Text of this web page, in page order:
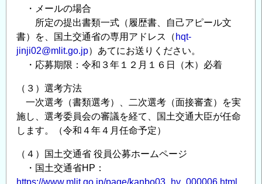
・メールの場合
所定の提出書類一式（履歴書、自己アピール文
書）を、国土交通省の専用アドレス（ hqt-
jinji02@mlit.go.jp）あてにお送りください。
・応募期限：令和３年１２月１６日（木）必着
（３）選考方法
一次選考（書類選考）、二次選考（面接審査）を実
施し、選考委員会の審議を経て、国土交通大臣が任命
します。（令和４年４月任命予定）
（４）国土交通省 役員公募ホームページ
・国土交通省HP：
https://www.mlit.go.jp/page/kanbo03_hy_000006.html